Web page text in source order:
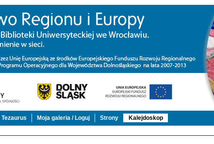
Tezaurus Moja galeria / Loguj Strony Kalejdoskop